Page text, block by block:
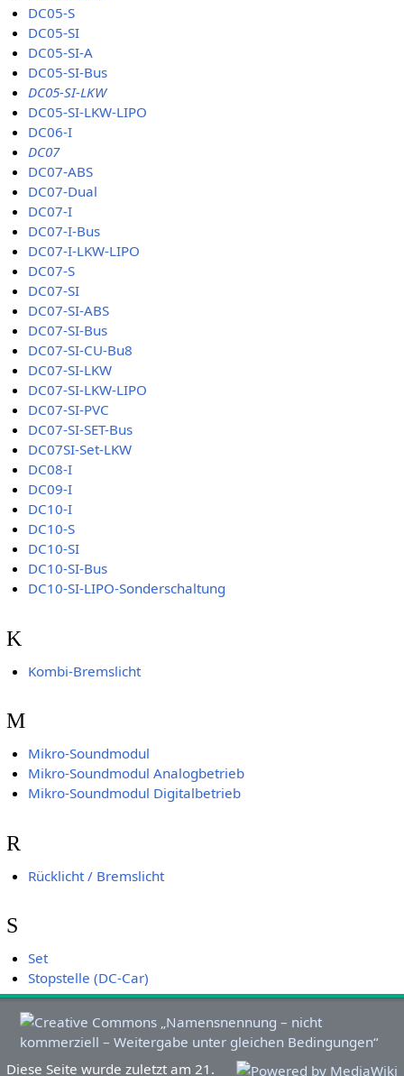
DC05-S
DC05-SI
DC05-SI-A
DC05-SI-Bus
DC05-SI-LKW
DC05-SI-LKW-LIPO
DC06-I
DC07
DC07-ABS
DC07-Dual
DC07-I
DC07-I-Bus
DC07-I-LKW-LIPO
DC07-S
DC07-SI
DC07-SI-ABS
DC07-SI-Bus
DC07-SI-CU-Bu8
DC07-SI-LKW
DC07-SI-LKW-LIPO
DC07-SI-PVC
DC07-SI-SET-Bus
DC07SI-Set-LKW
DC08-I
DC09-I
DC10-I
DC10-S
DC10-SI
DC10-SI-Bus
DC10-SI-LIPO-Sonderschaltung
K
Kombi-Bremslicht
M
Mikro-Soundmodul
Mikro-Soundmodul Analogbetrieb
Mikro-Soundmodul Digitalbetrieb
R
Rücklicht / Bremslicht
S
Set
Stopstelle (DC-Car)
Diese Seite wurde zuletzt am 21.